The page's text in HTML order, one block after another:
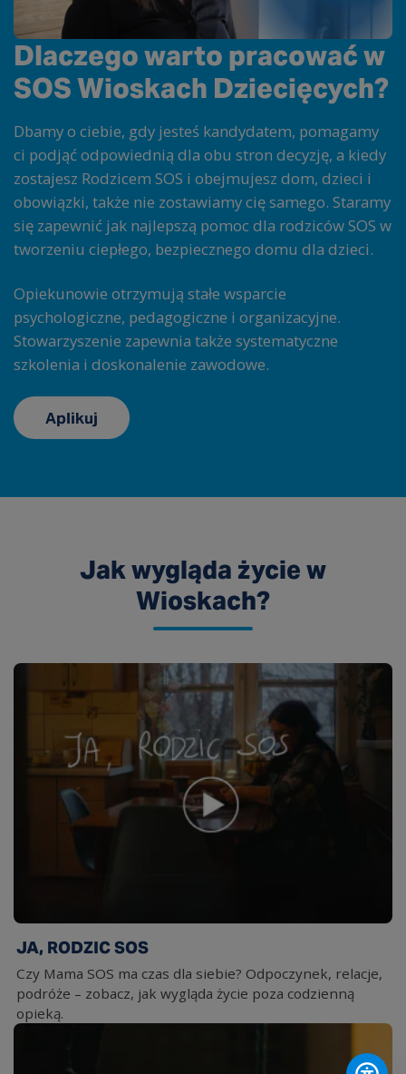
Dlaczego warto pracować w
SOS Wioskach Dziecięcych?
Dbamy o ciebie, gdy jesteś kandydatem, pomagamy
ci podjąć odpowiednią dla obu stron decyzję, a kiedy
zostajesz Rodzicem SOS i obejmujesz dom, dzieci i
obowiązki, także nie zostawiamy cię samego. Staramy
się zapewnić jak najlepszą pomoc dla rodziców SOS w
tworzeniu ciepłego, bezpiecznego domu dla dzieci.
Opiekunowie otrzymują stałe wsparcie
psychologiczne, pedagogiczne i organizacyjne.
Stowarzyszenie zapewnia także systematyczne
szkolenia i doskonalenie zawodowe.
Aplikuj
Jak wygląda życie w
Wioskach?
JA, RODZIC SOS
Czy Mama SOS ma czas dla siebie? Odpoczynek, relacje,
podróże – zobacz, jak wygląda życie poza codzienną
opieką.